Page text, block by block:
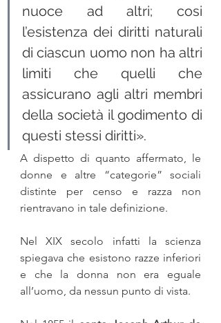
nuoce ad altri; cosi
l’esistenza dei diritti naturali
di ciascun uomo non ha altri
limiti che quelli che
assicurano agli altri membri
della società il godimento di
questi stessi diritti».
A dispetto di quanto affermato, le
donne e altre “categorie” sociali
distinte per censo e razza non
rientravano in tale definizione.
Nel XIX secolo infatti la scienza
spiegava che esistono razze inferiori
e che la donna non era eguale
all’uomo, da nessun punto di vista.